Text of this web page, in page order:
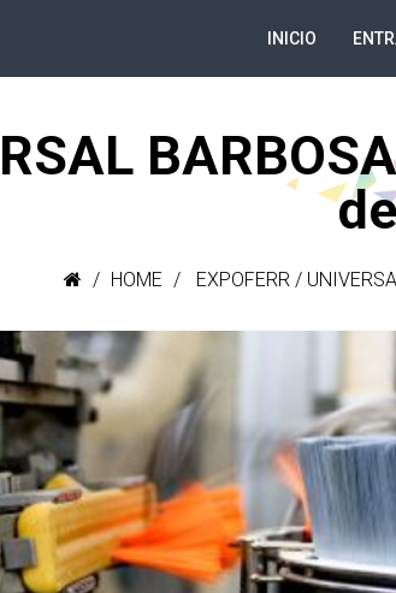
INICIO
HOME EXPOFERR /